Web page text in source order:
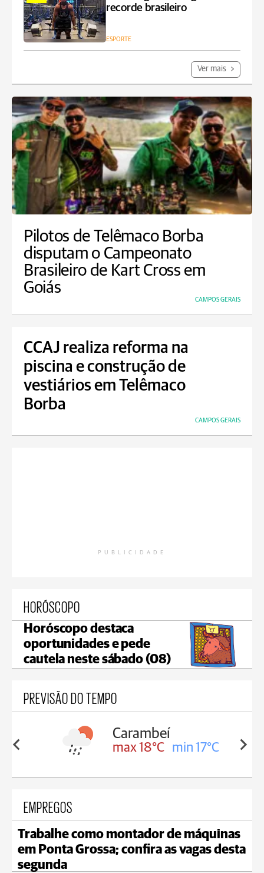
recorde brasileiro
ESPORTE
Ver mais
Pilotos de Telêmaco Borba
disputam o Campeonato
Brasileiro de Kart Cross em
Goiás
CAMPOS GERAIS
CCAJ realiza reforma na
piscina e construção de
vestiários em Telêmaco
Borba
CAMPOS GERAIS
PUBLICIDADE
HORÓSCOPO
Horóscopo destaca
oportunidades e pede
cautela neste sábado (08)
PREVISÃO DO TEMPO
18°C
Carambeí
max 18°C min 17°C
EMPREGOS
Trabalhe como montador de máquinas
em Ponta Grossa; confira as vagas desta
segunda